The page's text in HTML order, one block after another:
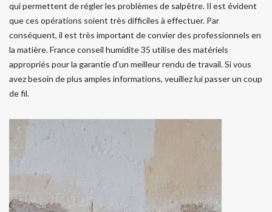
qui permettent de régler les problèmes de salpêtre. Il est évident
que ces opérations soient très difficiles à effectuer. Par
conséquent, il est très important de convier des professionnels en
la matière. France conseil humidite 35 utilise des matériels
appropriés pour la garantie d'un meilleur rendu de travail. Si vous
avez besoin de plus amples informations, veuillez lui passer un coup
de fil.